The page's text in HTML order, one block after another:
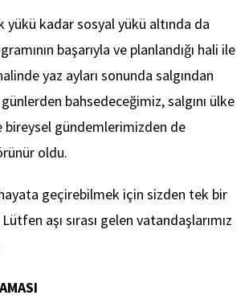
yükü kadar sosyal yükü altında da
başarıyla ve planlandığı hali ile
yaz ayları sonunda salgından
bahsedeceğimiz, salgını ülke
bireysel gündemlerimizden de
oldu.
geçirebilmek için sizden tek bir
aşı sırası gelen vatandaşlarımız